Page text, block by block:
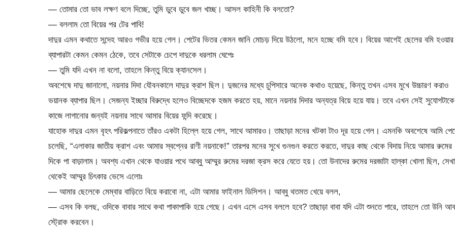
— তোমার তো ভাব লক্ষণ বলে দিচ্ছে, তুমি ডুবে ডুবে জল খাচ্ছ। আসল কাহিনী কি বলতো?
— বললাম তো বিয়ের পর টের পাবি!
দাদুর এমন কথাতে সন্দেহ আরও গভীর হয়ে গেল। পেটের ভিতর কেমন জানি মোচড় দিয়ে উঠলো, মনে হচ্ছে বমি হবে। বিয়ের আগেই ছেলের বমি হওয়ার
ব্যাপারটা কেমন কেমন ঠেকে, তবে সেটাকে চেপে দাদুকে ধরলাম ঘেপেঃ
— তুমি যদি এখন না বলো, তাহলে কিন্তু বিয়ে ক্যানসেল।
অবশেষে দাদু জানালো, নয়নার দিদা যৌবনকালে দাদুর ক্রাশ ছিল। দুজনের মধ্যে চুপিসারে অনেক কথাও হয়েছে, কিন্তু তখন এসব মুখে উচ্চারণ করাও
ভয়ানক ব্যাপার ছিল। সেজন্য ইচ্ছার বিরুদ্ধে হলেও বিচ্ছেদকে হজম করতে হয়, মানে নয়নার দিদার অন্যত্র বিয়ে হয়ে যায়। তবে এখন সেই সুযোগটাকে
কাজে লাগানোর জন্যই নয়নার সাথে আমার বিয়ের ফন্দি করেছে।
যাহোক দাদুর এমন বৃহৎ পরিকল্পনাতে তাঁরও একটা হিল্লে হয়ে গেল, সাথে আমারও। তাছাড়া মনের খটকা টাও দূর হয়ে গেল। এমনকি অবশেষে আমি
চলেছি, “এলাকার জাতীয় ক্রাশ এবং আমার স্বপ্নের রাণী নয়নাকে!” তারপর মনের সুখে গুনগুন করতে করতে, দাদুর কাছ থেকে বিদায় নিয়ে আমার রুমের
দিকে পা বাড়ালাম। অবশ্য এখান থেকে যাওয়ার পথে আব্বু আম্মুর রুমের দরজা ক্রস করে যেতে হয়। তো উনাদের রুমের দরজাটা হাল্কা খোলা ছিল,
থেকেই আম্মুর চিৎকার ভেসে এলোঃ
— আমার ছেলেকে মেম্বার বাড়িতে বিয়ে করাবো না, এটা আমার ফাইনাল ডিসিশন। আব্বু থতমত খেয়ে বলল,
— এসব কি বলছ, ওদিকে বাবার সাথে কথা পাকাপাকি হয়ে গেছে। এখন এসে এসব বললে হবে? তাছাড়া বাবা যদি এটা শুনতে পারে, তাহলে তো উনি
স্ট্রোক করবেন।